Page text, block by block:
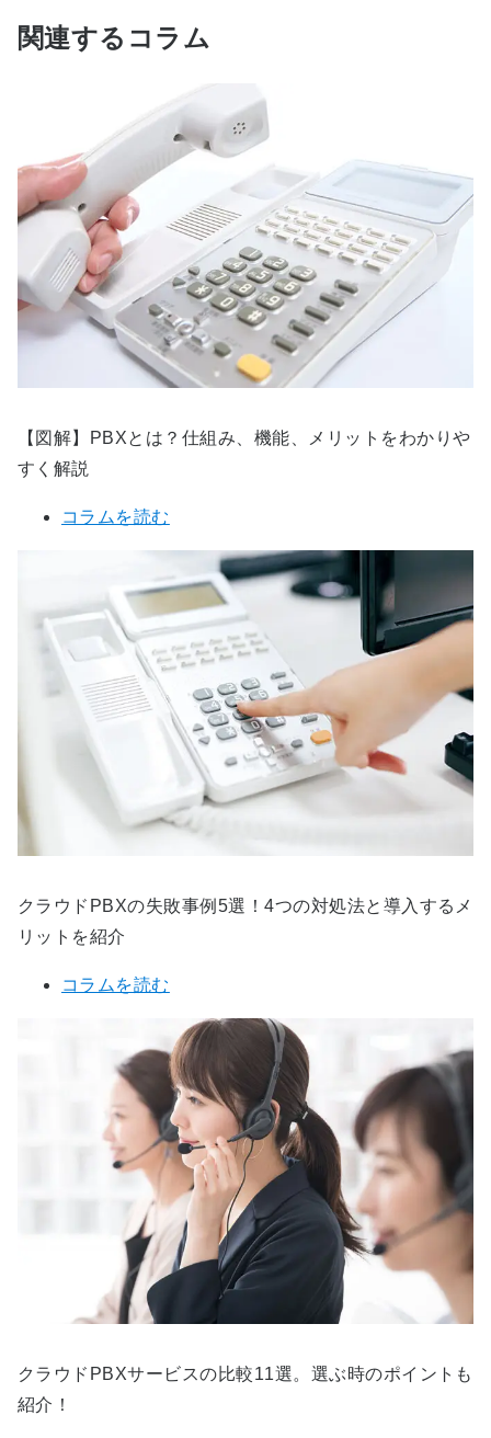
関連するコラム
【図解】PBXとは？仕組み、機能、メリットをわかりや
すく解説
コラムを読む
クラウドPBXの失敗事例5選！4つの対処法と導入するメ
リットを紹介
コラムを読む
クラウドPBXサービスの比較11選。選ぶ時のポイントも
紹介！